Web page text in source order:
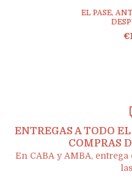
EL PASE,
ENTREGAS A TODO
COMPRAS
En CABA y AMBA,